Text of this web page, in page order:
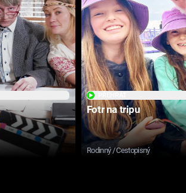
Fotr na tripu
Rodinný / Cestopisný